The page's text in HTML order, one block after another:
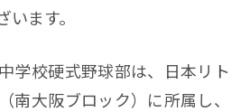
ます。
学校硬式野球部は、日本リト
南大阪ブロック）に所属し、